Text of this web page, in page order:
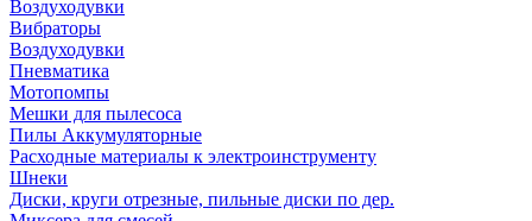
Воздуходувки
Вибраторы
Воздуходувки
Пневматика
Мотопомпы
Мешки для пылесоса
Пилы Аккумуляторные
Расходные материалы к электроинструменту
Шнеки
Диски, круги отрезные, пильные диски по дер.